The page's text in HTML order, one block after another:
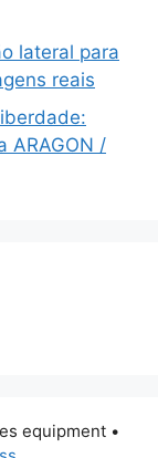
lateral para
reais
ARAGON /
equipment•